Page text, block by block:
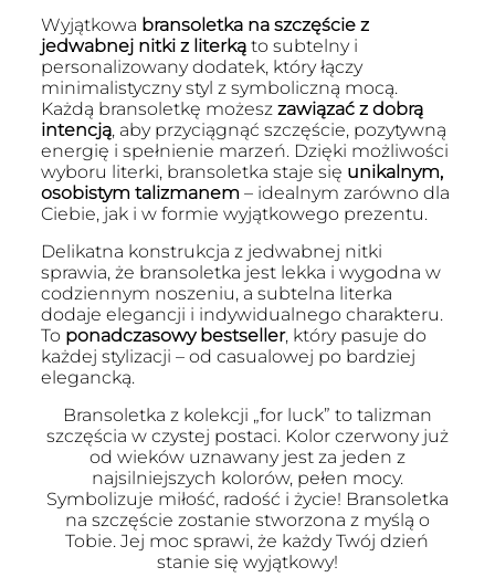
Wyjątkowa bransoletka na szczęście z
jedwabnej nitki z literkąto subtelny i
personalizowany dodatek, który łączy
minimalistyczny styl z symboliczną mocą.
Każdą bransoletkę możesz zawiązać z dobrą
intencją, aby przyciągnąć szczęście, pozytywną
energię i spełnienie marzeń. Dzięki możliwości
wyboru literki, bransoletka staje się unikalnym,
osobistym talizmanem – idealnym zarówno dla
Ciebie, jak i w formie wyjątkowego prezentu.
Delikatna konstrukcja z jedwabnej nitki
sprawia, że bransoletka jest lekka i wygodna w
codziennym noszeniu, a subtelna literka
dodaje elegancji i indywidualnego charakteru.
To ponadczasowy bestseller, który pasuje do
każdej stylizacji – od casualowej po bardziej
elegancką.
Bransoletka z kolekcji „for luck” to talizman
szczęścia w czystej postaci. Kolor czerwony już
od wieków uznawany jest za jeden z
najsilniejszych kolorów, pełen mocy.
Symbolizuje miłość, radość i życie! Bransoletka
na szczęście zostanie stworzona z myślą o
Tobie. Jej moc sprawi, że każdy Twój dzień
stanie się wyjątkowy!